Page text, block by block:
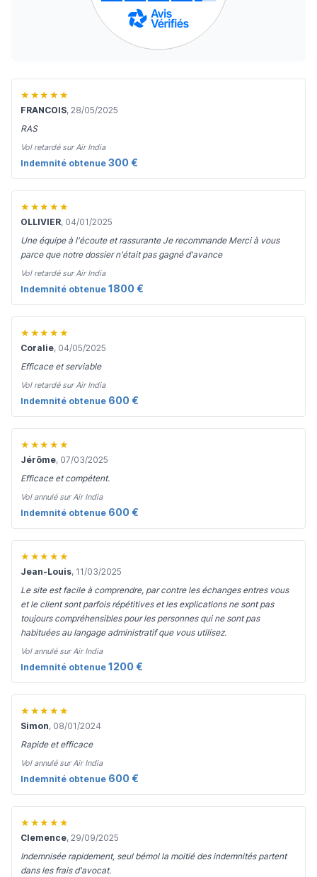
★★★★★
FRANCOIS, 28/05/2025
RAS
Vol retardé sur Air India
Indemnité obtenue 300 €
★★★★★
OLLIVIER, 04/01/2025
Une équipe à l'écoute et rassurante Je recommande Merci à vous
parce que notre dossier n'était pas gagné d'avance
Vol retardé sur Air India
Indemnité obtenue 1800 €
★★★★★
Coralie, 04/05/2025
Efficace et serviable
Vol retardé sur Air India
Indemnité obtenue 600 €
★★★★★
Jérôme, 07/03/2025
Efficace et compétent.
Vol annulé sur Air India
Indemnité obtenue 600 €
★★★★★
Jean-Louis, 11/03/2025
Le site est facile à comprendre, par contre les échanges entres vous
et le client sont parfois répétitives et les explications ne sont pas
toujours compréhensibles pour les personnes qui ne sont pas
habituées au langage administratif que vous utilisez.
Vol annulé sur Air India
Indemnité obtenue 1200 €
★★★★★
Simon, 08/01/2024
Rapide et efficace
Vol annulé sur Air India
Indemnité obtenue 600 €
★★★★★
Clemence, 29/09/2025
Indemnisée rapidement, seul bémol la moitié des indemnités partent
dans les frais d'avocat.